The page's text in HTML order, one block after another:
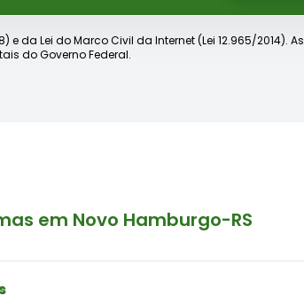
da Lei do Marco Civil da Internet (Lei 12.965/2014). As
do Governo Federal.
em Novo Hamburgo-RS